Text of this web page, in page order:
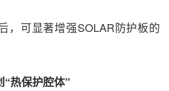
，可显著增强SOLAR防护板的
热保护腔体”